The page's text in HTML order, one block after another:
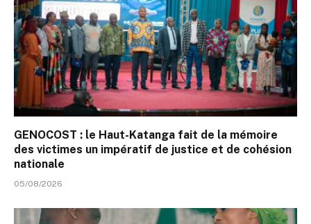
GENOCOST : le Haut-Katanga fait de la mémoire
des victimes un impératif de justice et de cohésion
nationale
05/08/2026